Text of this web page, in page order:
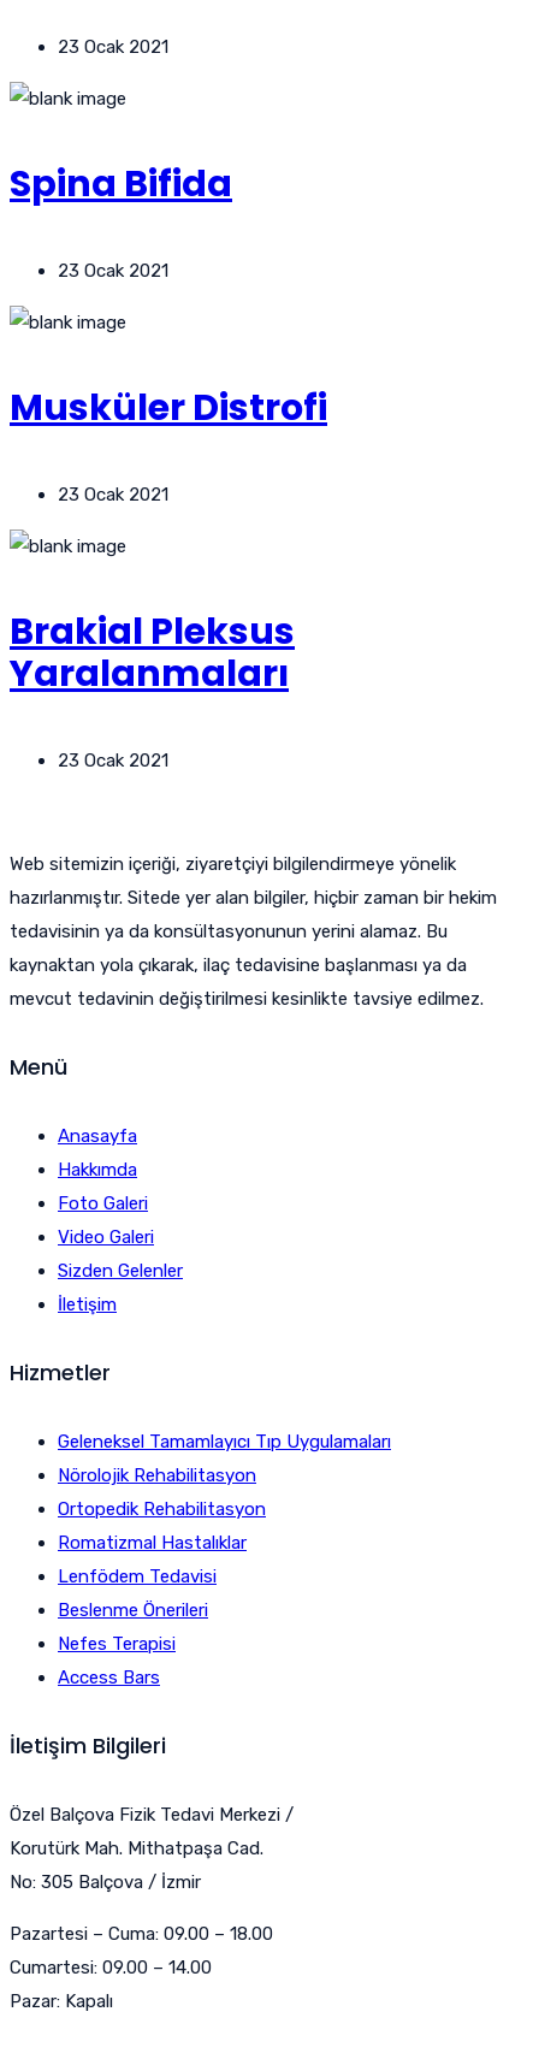
23 Ocak 2021
Spina Bifida
23 Ocak 2021
Musküler Distrofi
23 Ocak 2021
Brakial Pleksus
Yaralanmaları
23 Ocak 2021
Web sitemizin içeriği, ziyaretçiyi bilgilendirmeye yönelik
hazırlanmıştır. Sitede yer alan bilgiler, hiçbir zaman bir hekim
tedavisinin ya da konsültasyonunun yerini alamaz. Bu
kaynaktan yola çıkarak, ilaç tedavisine başlanması ya da
mevcut tedavinin değiştirilmesi kesinlikte tavsiye edilmez.
Menü
Anasayfa
Hakkımda
Foto Galeri
Video Galeri
Sizden Gelenler
İletişim
Hizmetler
Geleneksel Tamamlayıcı Tıp Uygulamaları
Nörolojik Rehabilitasyon
Ortopedik Rehabilitasyon
Romatizmal Hastalıklar
Lenfödem Tedavisi
Beslenme Önerileri
Nefes Terapisi
Access Bars
İletişim Bilgileri
Özel Balçova Fizik Tedavi Merkezi /
Korutürk Mah. Mithatpaşa Cad.
No: 305 Balçova / İzmir
Pazartesi – Cuma: 09.00 – 18.00
Cumartesi: 09.00 – 14.00
Pazar: Kapalı